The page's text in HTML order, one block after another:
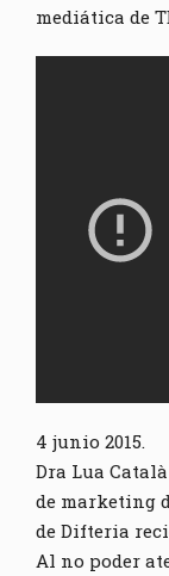
mediática de
4 junio 2015.
Dra Lua
de marketing
de Difteria
Al no poder